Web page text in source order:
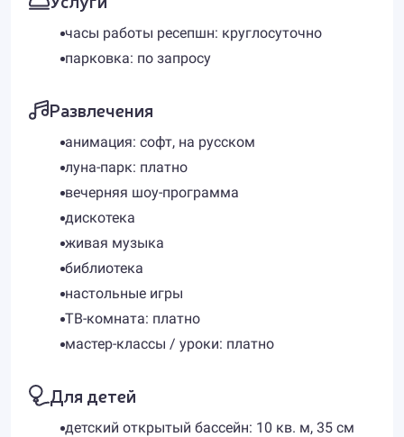
часы работы ресепшн: круглосуточно
парковка: по запросу
Развлечения
анимация: софт, на русском
луна-парк: платно
вечерняя шоу-программа
дискотека
живая музыка
библиотека
настольные игры
ТВ-комната: платно
мастер-классы / уроки: платно
Для детей
детский открытый бассейн: 10 кв. м, 35 см